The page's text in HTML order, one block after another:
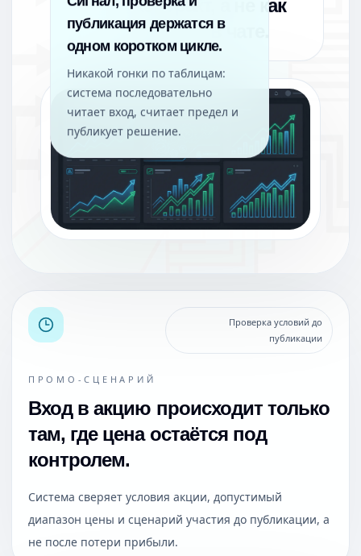
памятка в чате.
Сигнал, проверка и
публикация держатся в
одном коротком цикле.
Никакой гонки по таблицам:
система последовательно
читает вход, считает предел и
публикует решение.
Проверка условий до
публикации
ПРОМО-СЦЕНАРИЙ
Вход в акцию происходит только
там, где цена остаётся под
контролем.
Система сверяет условия акции, допустимый
диапазон цены и сценарий участия до публикации, а
не после потери прибыли.